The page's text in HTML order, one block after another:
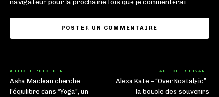
navigateur pour la prochaine fois que je commenterai.
ARTICLE PRÉCÉDENT
Asha Maclean cherche
l’équilibre dans “Yoga”, un
ARTICLE SUIVANT
Alexa Kate – “Over Nostalgic” :
la boucle des souvenirs